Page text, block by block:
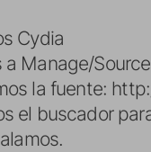
Cydia
a Manage/
la fuente:
el buscador